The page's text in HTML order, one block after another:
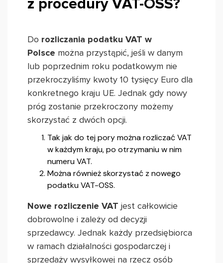
Do rozliczania podatku VAT w
Polsce można przystąpić, jeśli w danym
lub poprzednim roku podatkowym nie
przekroczyliśmy kwoty 10 tysięcy Euro dla
konkretnego kraju UE. Jednak gdy nowy
próg zostanie przekroczony możemy
skorzystać z dwóch opcji.
Tak jak do tej pory można rozliczać VAT
w każdym kraju, po otrzymaniu w nim
numeru VAT.
Można również skorzystać z nowego
podatku VAT-OSS.
Nowe rozliczenie VAT jest całkowicie
dobrowolne i zależy od decyzji
sprzedawcy. Jednak każdy przedsiębiorca
w ramach działalności gospodarczej i
sprzedaży wysyłkowej na rzecz osób